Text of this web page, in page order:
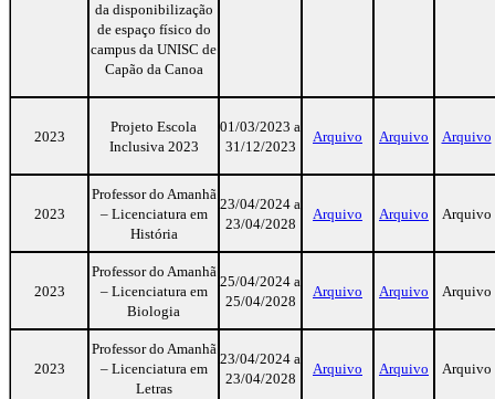
da disponibilização
de espaço físico do
campus da UNISC de
Capão da Canoa
2023
Projeto Escola
Inclusiva 2023
01/03/2023 a
31/12/2023
Arquivo Arquivo Arquivo
2023
Professor do Amanhã
– Licenciatura em
História
23/04/2024 a
23/04/2028
Arquivo Arquivo Arquivo
2023
Professor do Amanhã
– Licenciatura em
Biologia
25/04/2024 a
25/04/2028
Arquivo Arquivo Arquivo
2023
Professor do Amanhã
– Licenciatura em
Letras
23/04/2024 a
23/04/2028
Arquivo Arquivo Arquivo